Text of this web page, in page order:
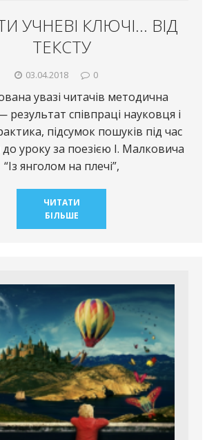
УЧНЕВІ КЛЮЧІ… ВІД
ТЕКСТУ
03.04.2018 0
увазі читачів методична
результат співпраці науковця і
підсумок пошуків під час
до уроку за поезією І. Малковича
“Із янголом на плечі”,
ЧИТАТИ
БІЛЬШЕ